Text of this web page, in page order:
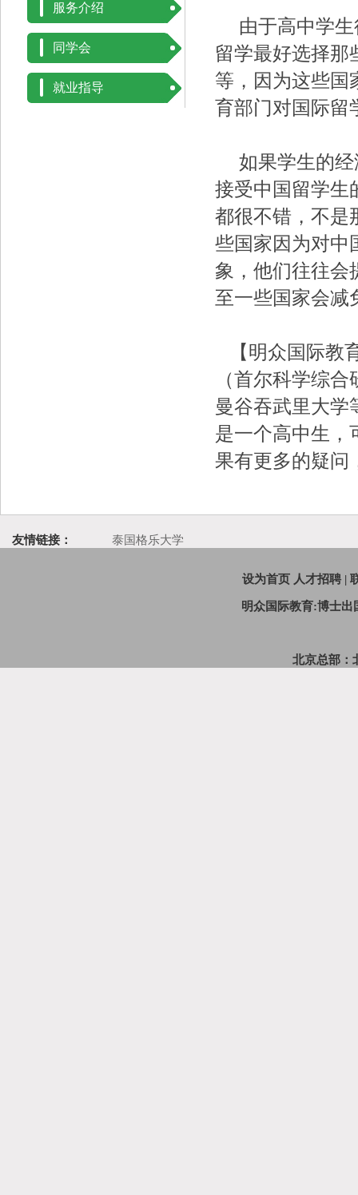
服务介绍
同学会
就业指导
由于高中学生
留学最好选择那
等，因为这些国
育部门对国际留
如果学生的经
接受中国留学生
都很不错，不是
些国家因为对中
象，他们往往会
至一些国家会减
【明众国际教
（首尔科学综
曼谷吞武里大学
是一个高中生，
果有更多的疑问
友情链接： 泰国格乐大学
设为首页 人才招聘 |
明众国际教育:博士出
北京总部：